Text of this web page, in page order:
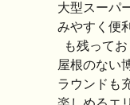
大型スーパ
みやすく便
も残って
屋根のない
ラウンドも